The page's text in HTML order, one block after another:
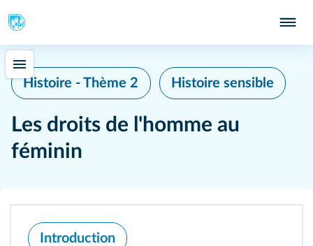
Histoire - Thème 2 Histoire sensible
Les droits de l'homme au
féminin
Introduction